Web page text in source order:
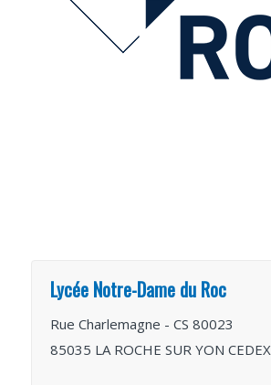
Lycée Notre-Dame du Roc
Rue Charlemagne - CS 80023
85035 LA ROCHE SUR YON CEDEX